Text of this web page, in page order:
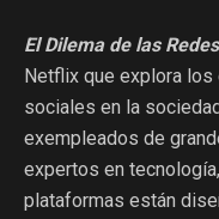
El Dilema de las
Netflix que explora
sociales en la
exempleados de
expertos en
plataformas están